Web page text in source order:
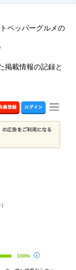
ペッパーグルメの
掲載情報の記録と